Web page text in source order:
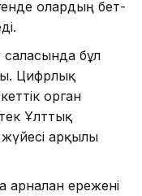
олардың бет-
саласында бұл
Цифрлық
орган
Ұлттық
арқылы
ережені